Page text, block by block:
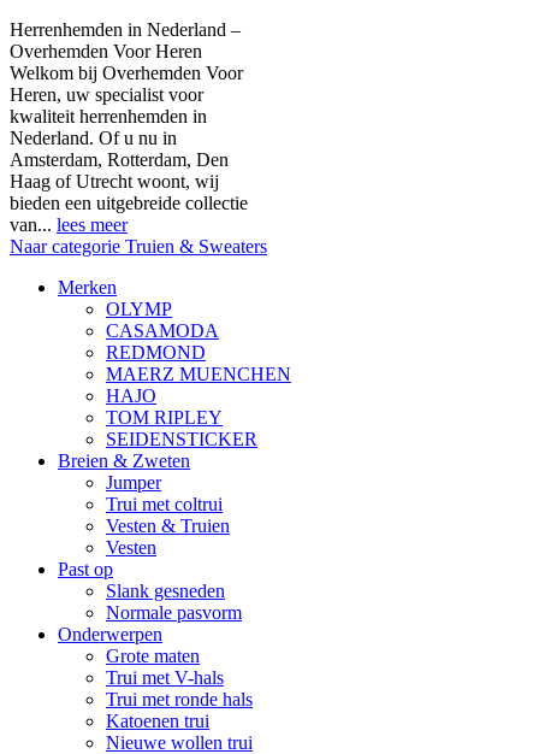
Herrenhemden in Nederland –
Overhemden Voor Heren
Welkom bij Overhemden Voor
Heren, uw specialist voor
kwaliteit herrenhemden in
Nederland. Of u nu in
Amsterdam, Rotterdam, Den
Haag of Utrecht woont, wij
bieden een uitgebreide collectie
van... lees meer
Naar categorie Truien & Sweaters
Merken
OLYMP
CASAMODA
REDMOND
MAERZ MUENCHEN
HAJO
TOM RIPLEY
SEIDENSTICKER
Breien & Zweten
Jumper
Trui met coltrui
Vesten & Truien
Vesten
Past op
Slank gesneden
Normale pasvorm
Onderwerpen
Grote maten
Trui met V-hals
Trui met ronde hals
Katoenen trui
Nieuwe wollen trui